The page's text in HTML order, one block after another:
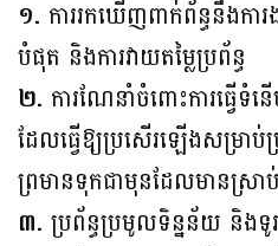
១. ការរកឃើញពាក់ព័ន្ធនឹងកា
បំផុត និងការវាយតម្លៃប្រព័ន្ធ
២. ការណែនាំចំពោះការធ្វើ
ដែលធ្វើឱ្យប្រសើរឡើងសម្រាប់
ព្រមានទុកជាមុនដែលមានស្រាប់
៣. ប្រព័ន្ធប្រមូលទិន្នន័យ និង